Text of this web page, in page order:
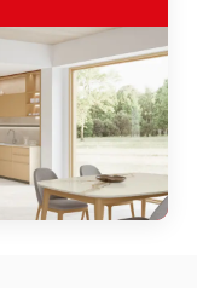
une
dès la
font sentir
avec soin
parcours. Je
est en
cuisine ou à